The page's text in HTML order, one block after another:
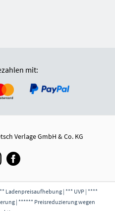
mit:
Verlage GmbH & Co. KG
Ladenpreisaufhebung | *** UVP | ****
| ****** Preisreduzierung wegen